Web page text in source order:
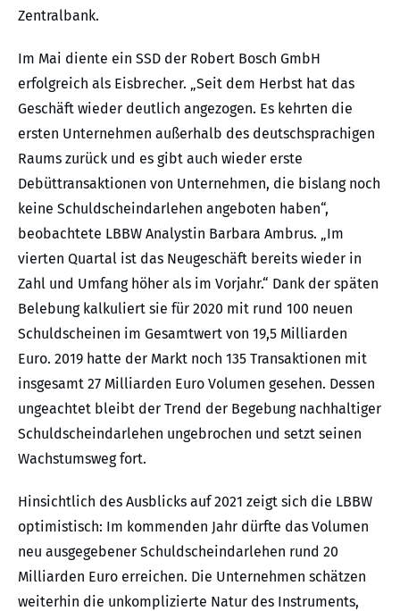
Zentralbank.
Im Mai diente ein SSD der Robert Bosch GmbH
erfolgreich als Eisbrecher. „Seit dem Herbst hat das
Geschäft wieder deutlich angezogen. Es kehrten die
ersten Unternehmen außerhalb des deutschsprachigen
Raums zurück und es gibt auch wieder erste
Debüttransaktionen von Unternehmen, die bislang noch
keine Schuldscheindarlehen angeboten haben“,
beobachtete LBBW Analystin Barbara Ambrus. „Im
vierten Quartal ist das Neugeschäft bereits wieder in
Zahl und Umfang höher als im Vorjahr.“ Dank der späten
Belebung kalkuliert sie für 2020 mit rund 100 neuen
Schuldscheinen im Gesamtwert von 19,5 Milliarden
Euro. 2019 hatte der Markt noch 135 Transaktionen mit
insgesamt 27 Milliarden Euro Volumen gesehen. Dessen
ungeachtet bleibt der Trend der Begebung nachhaltiger
Schuldscheindarlehen ungebrochen und setzt seinen
Wachstumsweg fort.
Hinsichtlich des Ausblicks auf 2021 zeigt sich die LBBW
optimistisch: Im kommenden Jahr dürfte das Volumen
neu ausgegebener Schuldscheindarlehen rund 20
Milliarden Euro erreichen. Die Unternehmen schätzen
weiterhin die unkomplizierte Natur des Instruments,